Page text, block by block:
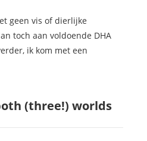
geen vis of dierlijke
toch aan voldoende DHA
ik kom met een
(three!) worlds